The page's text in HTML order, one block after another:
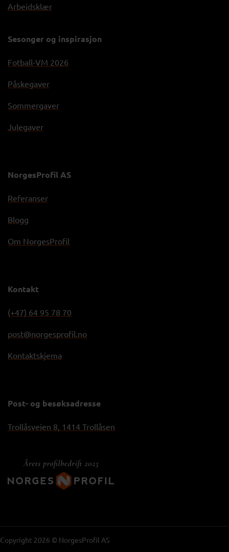
Arbeidsklær
Sesonger og inspirasjon
Fotball-VM 2026
Påskegaver
Sommergaver
Julegaver
NorgesProfil AS
Referanser
Blogg
Om NorgesProfil
Kontakt
(+47) 64 95 78 70
post@norgesprofil.no
Kontaktskjema
Post- og besøksadresse
Trollåsveien 8, 1414 Trollåsen
Copyright 2026 © NorgesProfil AS